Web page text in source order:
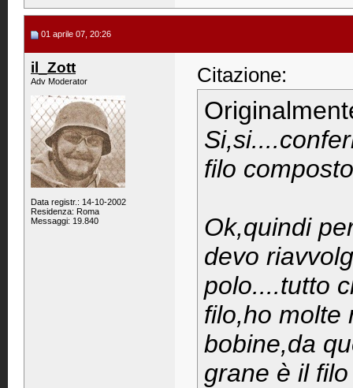
01 aprile 07, 20:26
il_Zott
Adv Moderator
Data registr.: 14-10-2002
Residenza: Roma
Messaggi: 19.840
Citazione:
filo
Ok,quindi
devo
polo....tutto
filo,ho molte
bobine,da
grane è il